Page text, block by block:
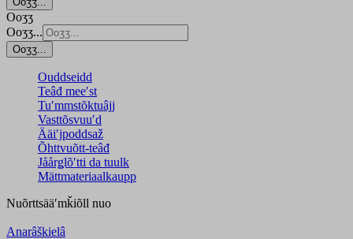
Ooʒʒ
Ooʒʒ...
Ooʒʒ...
Ouddseidd
Teâđ meeʹst
Tuʹmmstõktuâjj
Vasttõsvuuʹd
Ääiʹjpoddsaž
Õhttvuõtt-teâđ
Jåårǥlõʹtti da tuulk
Mättmateriaalkaupp
Nuõrttsääʹmǩiõll nuo
Anarâškielâ